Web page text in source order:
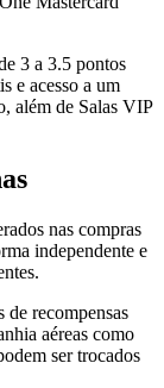
3 a 3.5 pontos
e acesso a um
além de Salas VIP
nas compras
independente e
de recompensas
aéreas como
ser trocados